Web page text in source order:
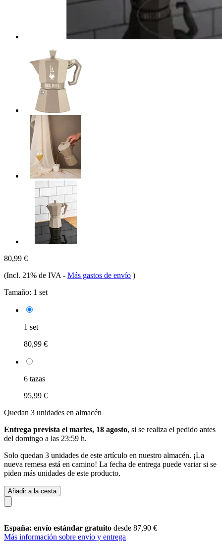
80,99 €
(Incl. 21% de IVA - Más gastos de envío )
Tamaño: 1 set
1 set
80,99 €
6 tazas
95,99 €
Quedan 3 unidades en almacén
Entrega prevista el martes, 18 agosto, si se realiza el pedido antes
del domingo a las 23:59 h.
Solo quedan 3 unidades de este artículo en nuestro almacén. ¡La
nueva remesa está en camino! La fecha de entrega puede variar si se
piden más unidades de este producto.
Añadir a la cesta
España: envío estándar gratuito desde 87,90 €
Más información sobre envío y entrega